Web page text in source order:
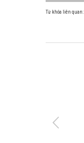
Từ khóa liên quan: